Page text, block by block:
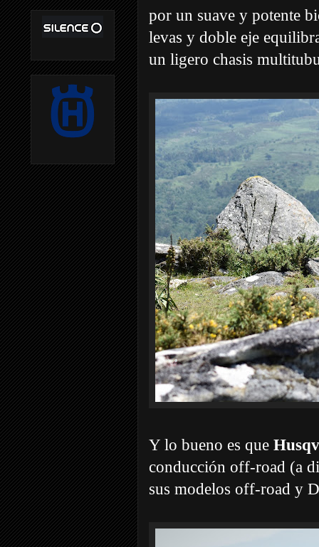
por un suave y potente
levas y doble eje
un ligero chasis
Y lo bueno es que
conducción off-road (a
sus modelos off-road y